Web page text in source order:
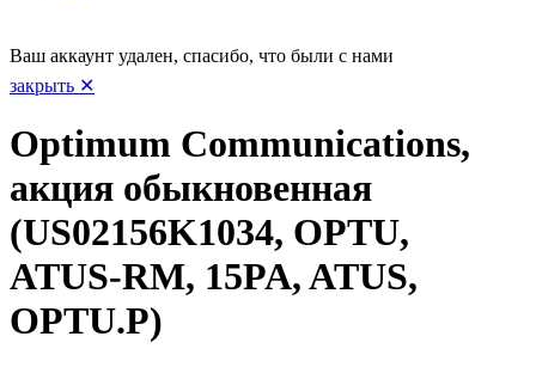
Ваш аккаунт удален, спасибо, что были с нами
закрыть ✕
Optimum Communications,
акция обыкновенная
(US02156K1034, OPTU,
ATUS-RM, 15PA, ATUS,
OPTU.P)